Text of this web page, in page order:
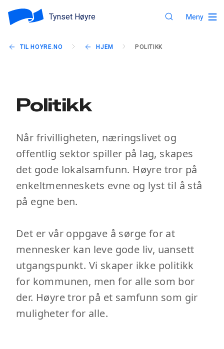
Tynset Høyre Meny
TIL HOYRE.NO HJEM POLITIKK
Politikk
Når frivilligheten, næringslivet og
offentlig sektor spiller på lag, skapes
det gode lokalsamfunn. Høyre tror på
enkeltmenneskets evne og lyst til å stå
på egne ben.
Det er vår oppgave å sørge for at
mennesker kan leve gode liv, uansett
utgangspunkt. Vi skaper ikke politikk
for kommunen, men for alle som bor
der. Høyre tror på et samfunn som gir
muligheter for alle.